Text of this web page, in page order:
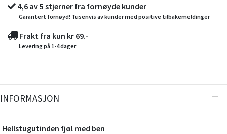
4,6 av 5 stjerner fra fornøyde kunder
Garantert fornøyd! Tusenvis av kunder med positive tilbakemeldinger
Frakt fra kun kr 69.-
Levering på 1-4 dager
INFORMASJON
Hellstugutinden fjøl med ben